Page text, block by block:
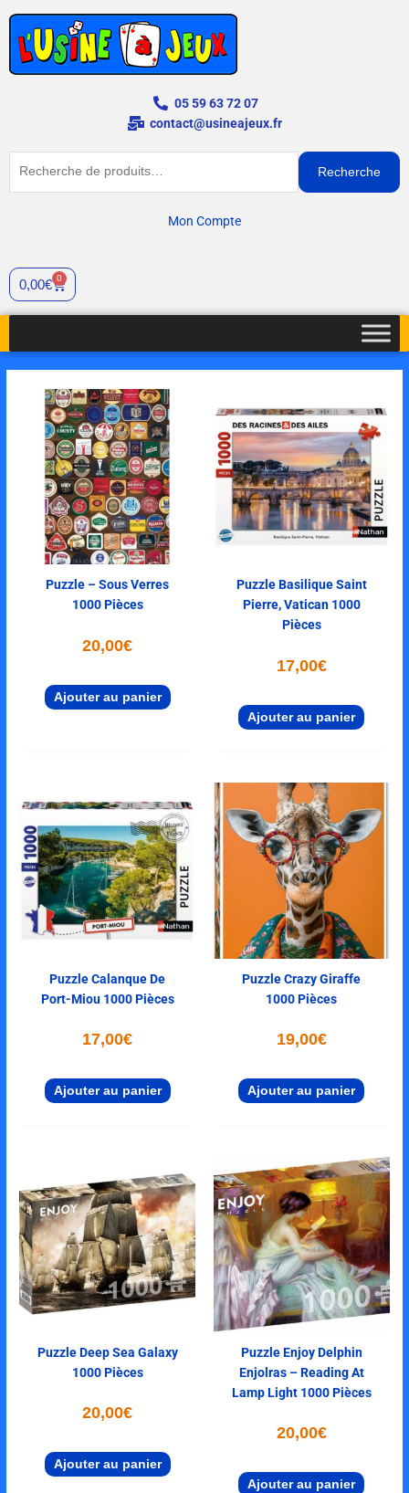
contenu
05 59 63 72 07
contact@usineajeux.fr
Recherche
Mon Compte
0,00€ 0
Cart
Puzzle – Sous Verres
1000 Pièces
20,00€
Ajouter au panier
Puzzle Basilique Saint
Pierre, Vatican 1000
Pièces
17,00€
Ajouter au panier
Puzzle Calanque De
Port-Miou 1000 Pièces
17,00€
Ajouter au panier
Puzzle Crazy Giraffe
1000 Pièces
19,00€
Ajouter au panier
Puzzle Deep Sea Galaxy
1000 Pièces
20,00€
Ajouter au panier
Puzzle Enjoy Delphin
Enjolras – Reading At
Lamp Light 1000 Pièces
20,00€
Ajouter au panier